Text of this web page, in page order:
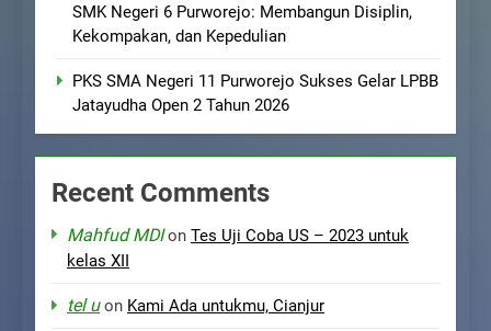
SMK Negeri 6 Purworejo: Membangun Disiplin,
Kekompakan, dan Kepedulian
PKS SMA Negeri 11 Purworejo Sukses Gelar LPBB
Jatayudha Open 2 Tahun 2026
Recent Comments
Mahfud MDIon Tes Uji Coba US – 2023 untuk
kelas XII
tel uon Kami Ada untukmu, Cianjur